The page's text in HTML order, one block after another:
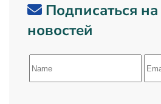
Подписаться
новостей